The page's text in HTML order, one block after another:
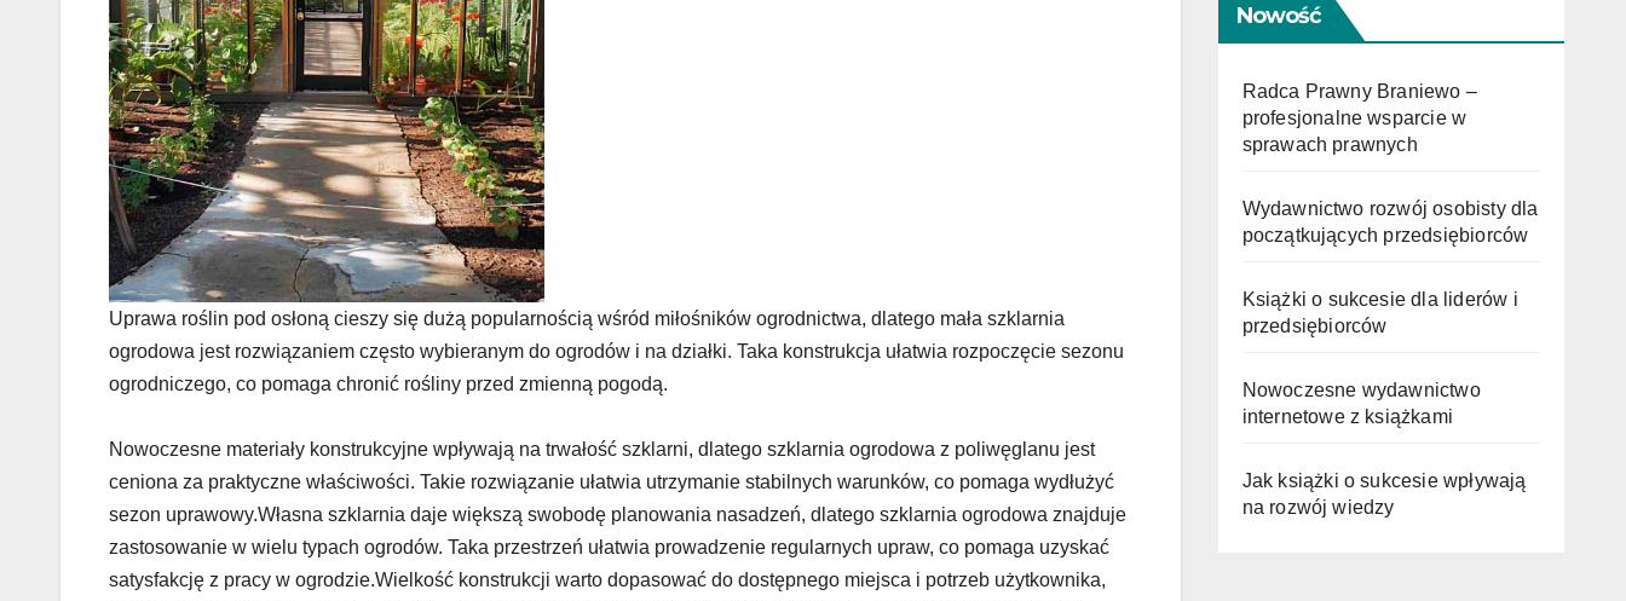
Uprawa roślin pod osłoną cieszy się dużą popularnością wśród miłośników ogrodnictwa, dlatego mała szklarnia
ogrodowa jest rozwiązaniem często wybieranym do ogrodów i na działki. Taka konstrukcja ułatwia rozpoczęcie sezonu
ogrodniczego, co pomaga chronić rośliny przed zmienną pogodą.
Nowoczesne materiały konstrukcyjne wpływają na trwałość szklarni, dlatego szklarnia ogrodowa z poliwęglanu jest
ceniona za praktyczne właściwości. Takie rozwiązanie ułatwia utrzymanie stabilnych warunków, co pomaga wydłużyć
sezon uprawowy.Własna szklarnia daje większą swobodę planowania nasadzeń, dlatego szklarnia ogrodowa znajduje
zastosowanie w wielu typach ogrodów. Taka przestrzeń ułatwia prowadzenie regularnych upraw, co pomaga uzyskać
satysfakcję z pracy w ogrodzie.Wielkość konstrukcji warto dopasować do dostępnego miejsca i potrzeb użytkownika,
Nowość
Radca Prawny Braniewo –
profesjonalne wsparcie w
sprawach prawnych
Wydawnictwo rozwój osobisty dla
początkujących przedsiębiorców
Książki o sukcesie dla liderów i
przedsiębiorców
Nowoczesne wydawnictwo
internetowe z książkami
Jak książki o sukcesie wpływają
na rozwój wiedzy